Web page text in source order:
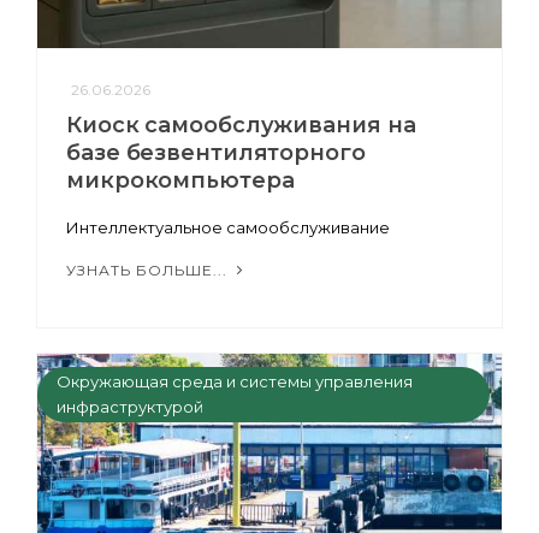
26.06.2026
Киоск самообслуживания на
базе безвентиляторного
микрокомпьютера
Интеллектуальное самообслуживание
УЗНАТЬ БОЛЬШЕ...
Окружающая среда и системы управления
инфраструктурой